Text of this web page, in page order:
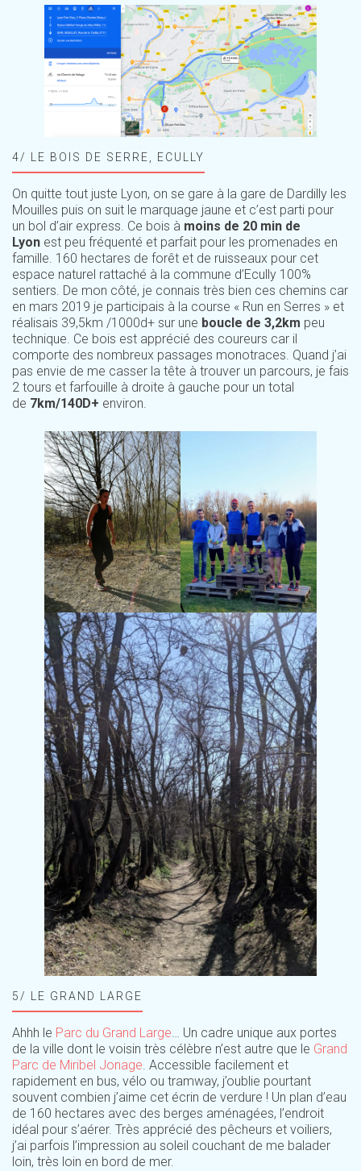
4/ LE BOIS DE SERRE, ECULLY
On quitte tout juste Lyon, on se gare à la gare de Dardilly les
Mouilles puis on suit le marquage jaune et c’est parti pour
un bol d’air express. Ce bois à moins de 20 min de
Lyon est peu fréquenté et parfait pour les promenades en
famille. 160 hectares de forêt et de ruisseaux pour cet
espace naturel rattaché à la commune d’Ecully 100%
sentiers. De mon côté, je connais très bien ces chemins car
en mars 2019 je participais à la course « Run en Serres » et
réalisais 39,5km /1000d+ sur une boucle de 3,2km peu
technique. Ce bois est apprécié des coureurs car il
comporte des nombreux passages monotraces. Quand j’ai
pas envie de me casser la tête à trouver un parcours, je fais
2 tours et farfouille à droite à gauche pour un total
de 7km/140D+ environ.
5/ LE GRAND LARGE
Ahhh le Parc du Grand Large… Un cadre unique aux portes
de la ville dont le voisin très célèbre n’est autre que le Grand
Parc de Miribel Jonage. Accessible facilement et
rapidement en bus, vélo ou tramway, j’oublie pourtant
souvent combien j’aime cet écrin de verdure ! Un plan d’eau
de 160 hectares avec des berges aménagées, l’endroit
idéal pour s’aérer. Très apprécié des pêcheurs et voiliers,
j’ai parfois l’impression au soleil couchant de me balader
loin, très loin en bord de mer.